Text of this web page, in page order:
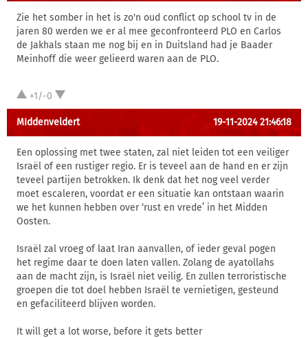
Zie het somber in het is zo'n oud conflict op school tv in de
jaren 80 werden we er al mee geconfronteerd PLO en Carlos
de Jakhals staan me nog bij en in Duitsland had je Baader
Meinhoff die weer gelieerd waren aan de PLO.
+1/-0
MIddenveldert 19-11-2024 21:46:18
Een oplossing met twee staten, zal niet leiden tot een veiliger
Israël of een rustiger regio. Er is teveel aan de hand en er zijn
teveel partijen betrokken. Ik denk dat het nog veel verder
moet escaleren, voordat er een situatie kan ontstaan waarin
we het kunnen hebben over ‘rust en vrede’ in het Midden
Oosten.
Israël zal vroeg of laat Iran aanvallen, of ieder geval pogen
het regime daar te doen laten vallen. Zolang de ayatollahs
aan de macht zijn, is Israël niet veilig. En zullen terroristische
groepen die tot doel hebben Israël te vernietigen, gesteund
en gefaciliteerd blijven worden.
It will get a lot worse, before it gets better